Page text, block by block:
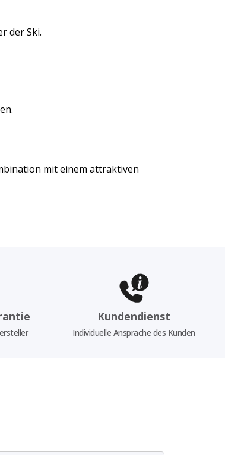
der Ski.
mit einem attraktiven
Kundendienst
Individuelle Ansprache des Kunden